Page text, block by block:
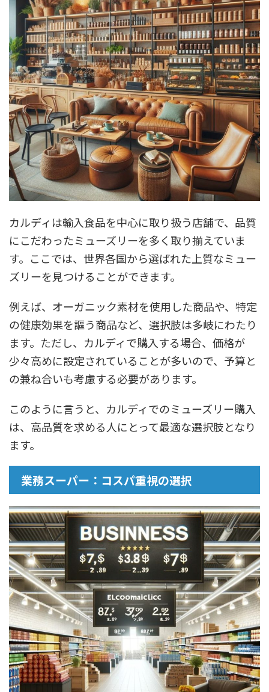
カルディは輸入食品を中心に取り扱う店舗で、品質
にこだわったミューズリーを多く取り揃えていま
す。ここでは、世界各国から選ばれた上質なミュー
ズリーを見つけることができます。
例えば、オーガニック素材を使用した商品や、特定
の健康効果を謳う商品など、選択肢は多岐にわたり
ます。ただし、カルディで購入する場合、価格が
少々高めに設定されていることが多いので、予算と
の兼ね合いも考慮する必要があります。
このように言うと、カルディでのミューズリー購入
は、高品質を求める人にとって最適な選択肢となり
ます。
業務スーパー：コスパ重視の選択